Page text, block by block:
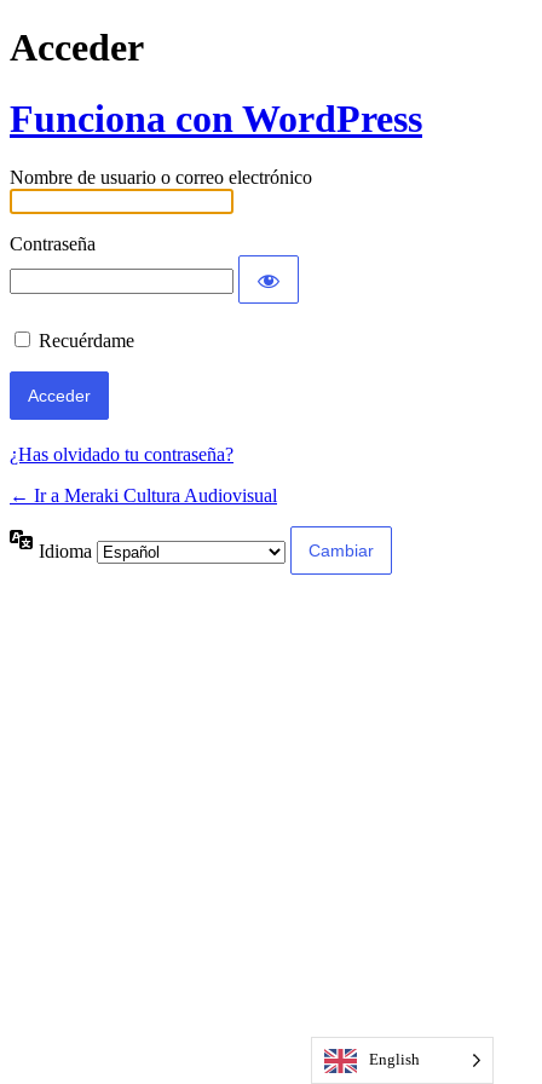
Acceder
Funciona con WordPress
Nombre de usuario o correo electrónico
Contraseña
Recuérdame
¿Has olvidado tu contraseña?
← Ir a Meraki Cultura Audiovisual
Idioma
English